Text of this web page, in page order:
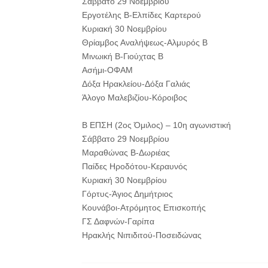
Εργοτέλης Β-Ελπίδες Καρτερού
Κυριακή 30 Νοεμβρίου
Θρίαμβος Αναλήψεως-Αλμυρός Β
Μινωική Β-Γιούχτας Β
Ασήμι-ΟΦΑΜ
Δόξα Ηρακλείου-Δόξα Γαλιάς
Άλογο Μαλεβιζίου-Κόροιβος
Β ΕΠΣΗ (2ος Όμιλος) – 10η αγωνιστική
Σάββατο 29 Νοεμβρίου
Μαραθώνας Β-Δωριέας
Παίδες Ηροδότου-Κεραυνός
Κυριακή 30 Νοεμβρίου
Γόρτυς-Άγιος Δημήτριος
Κουνάβοι-Ατρόμητος Επισκοπής
ΓΣ Δαφνών-Γαρίπα
Ηρακλής Νιπιδιτού-Ποσειδώνας